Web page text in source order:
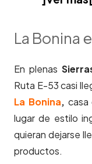
La Bonina
En plenas
Ruta E-53 casi
La Bonina, casa
lugar de estilo
quieran dejarse
productos.